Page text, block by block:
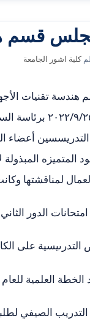
قسم
كلية اشور الجامعة
الاحد
أعضاء
المتميزه
لمناقشتها